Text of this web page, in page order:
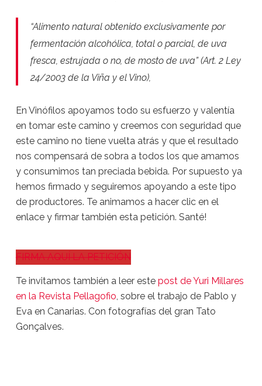
“Alimento natural obtenido exclusivamente por
fermentación alcohólica, total o parcial, de uva
fresca, estrujada o no, de mosto de uva” (Art. 2 Ley
24/2003 de la Viña y el Vino),
En Vinófilos apoyamos todo su esfuerzo y valentía
en tomar este camino y creemos con seguridad que
este camino no tiene vuelta atrás y que el resultado
nos compensará de sobra a todos los que amamos
y consumimos tan preciada bebida. Por supuesto ya
hemos firmado y seguiremos apoyando a este tipo
de productores. Te animamos a hacer clic en el
enlace y firmar también esta petición. Santé!
FIRMA AQUÍ LA PETICIÓN
Te invitamos también a leer este post de Yuri Millares
en la Revista Pellagofio, sobre el trabajo de Pablo y
Eva en Canarias. Con fotografías del gran Tato
Gonçalves.